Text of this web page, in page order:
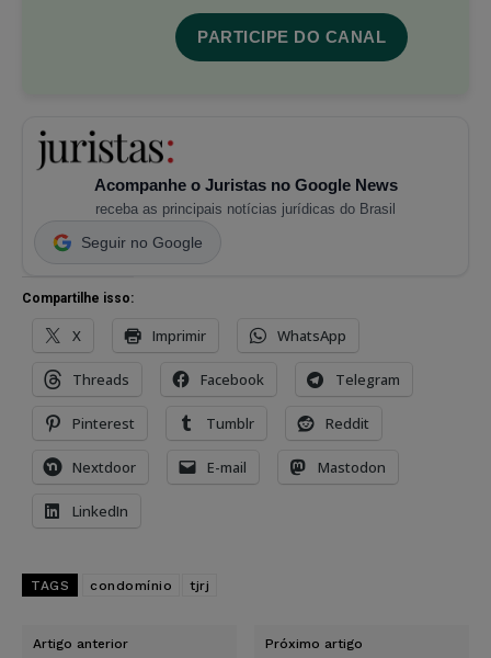
PARTICIPE DO CANAL
Acompanhe o Juristas no Google News
receba as principais notícias jurídicas do Brasil
Seguir no Google
Compartilhe isso:
X Imprimir WhatsApp
Threads Facebook Telegram
Pinterest Tumblr Reddit
Nextdoor E-mail Mastodon
LinkedIn
TAGS condomínio tjrj
Artigo anterior Próximo artigo